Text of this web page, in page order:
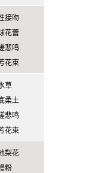
接吻
花蕾
悲鸣
花束
草
柔土
悲鸣
花束
梨花
粉